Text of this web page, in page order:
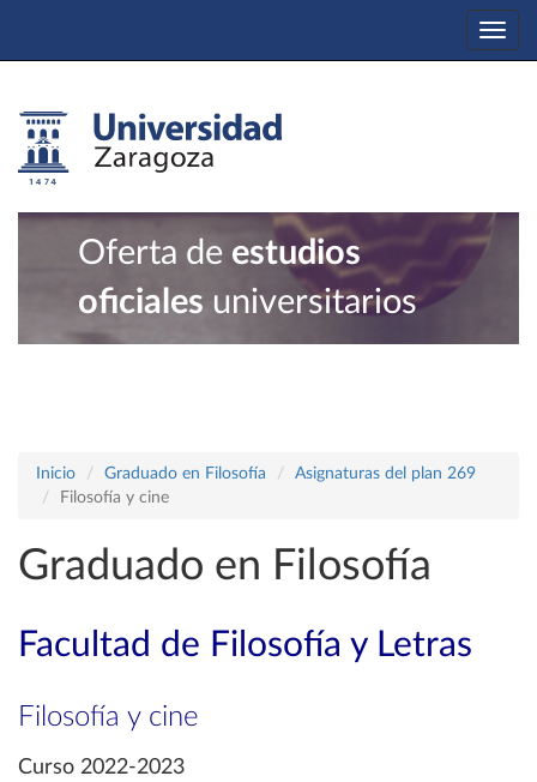
Oferta de estudios
oficiales universitarios
Inicio Graduado en Filosofía
Asignaturas del plan 269
Filosofía y cine
Graduado en Filosofía
Facultad de Filosofía y Letras
Filosofía y cine
Curso 2022-2023